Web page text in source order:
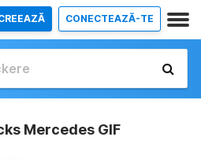
CONECTEAZĂ-TE
Mercedes GIF